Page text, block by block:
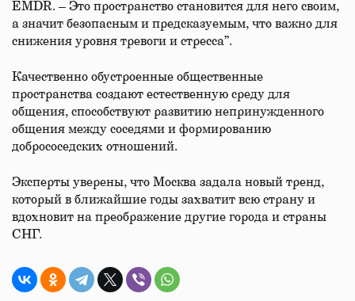
EMDR. – Это пространство становится для него своим,
а значит безопасным и предсказуемым, что важно для
снижения уровня тревоги и стресса”.
Качественно обустроенные общественные
пространства создают естественную среду для
общения, способствуют развитию непринужденного
общения между соседями и формированию
добрососедских отношений.
Эксперты уверены, что Москва задала новый тренд,
который в ближайшие годы захватит всю страну и
вдохновит на преображение другие города и страны
СНГ.